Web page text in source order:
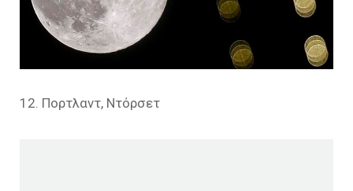
12. Πορτλαντ, Ντόρσετ